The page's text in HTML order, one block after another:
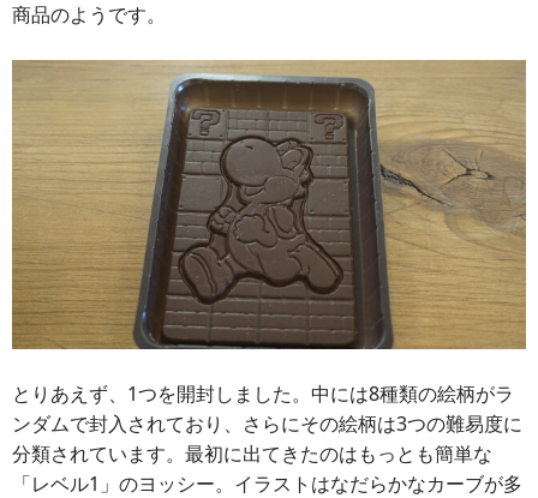
商品のようです。
とりあえず、1つを開封しました。中には8種類の絵柄がラ
ンダムで封入されており、さらにその絵柄は3つの難易度に
分類されています。最初に出てきたのはもっとも簡単な
「レベル1」のヨッシー。イラストはなだらかなカーブが多